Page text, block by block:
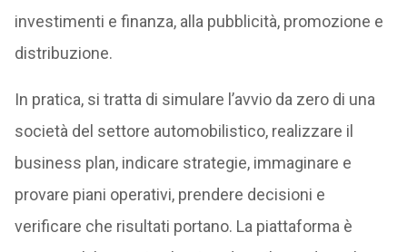
investimenti e finanza, alla pubblicità, promozione e
distribuzione.
In pratica, si tratta di simulare l’avvio da zero di una
società del settore automobilistico, realizzare il
business plan, indicare strategie, immaginare e
provare piani operativi, prendere decisioni e
verificare che risultati portano. La piattaforma è